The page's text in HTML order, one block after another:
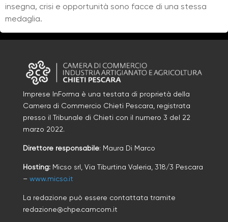
insegna, crisi e opportunità sono facce di una stessa
medaglia.
Imprese InForma è una testata di proprietà della
Camera di Commercio Chieti Pescara, registrata
presso il Tribunale di Chieti con il numero 3 del 22
marzo 2022.
Direttore responsabile: Maura Di Marco
Hosting:Micso srl, Via Tiburtina Valeria, 318/3 Pescara
– www.micso.it
La redazione può essere contattata tramite
redazione@chpe.camcom.it